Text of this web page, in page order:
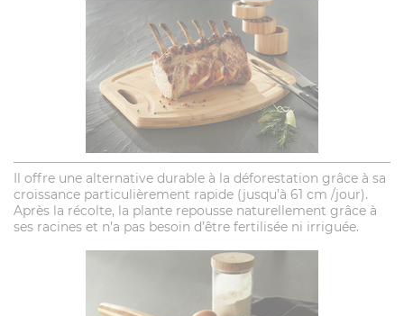
Il offre une alternative durable à la déforestation grâce à sa
croissance particulièrement rapide (jusqu’à 61 cm /jour).
Après la récolte, la plante repousse naturellement grâce à
ses racines et n’a pas besoin d’être fertilisée ni irriguée.